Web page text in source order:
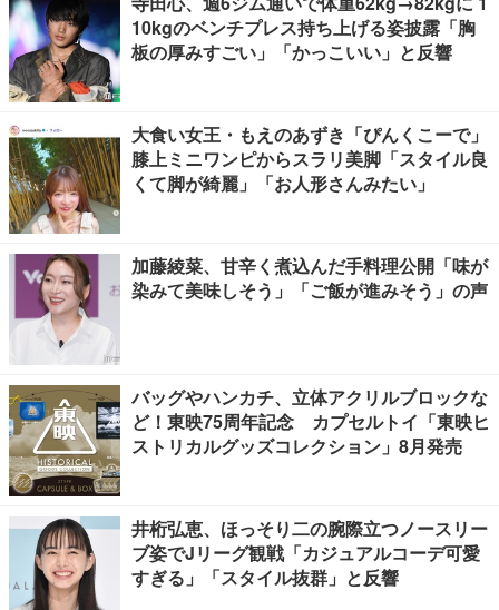
10kgのベンチプレス持ち上げる姿披露「胸
板の厚みすごい」「かっこいい」と反響
大食い女王・もえのあずき「ぴんくこーで」
膝上ミニワンピからスラリ美脚「スタイル良
くて脚が綺麗」「お人形さんみたい」
加藤綾菜、甘辛く煮込んだ手料理公開「味が
染みて美味しそう」「ご飯が進みそう」の声
バッグやハンカチ、立体アクリルブロックな
ど！東映75周年記念 カプセルトイ「東映ヒ
ストリカルグッズコレクション」8月発売
井桁弘恵、ほっそり二の腕際立つノースリー
ブ姿でJリーグ観戦「カジュアルコーデ可愛
すぎる」「スタイル抜群」と反響